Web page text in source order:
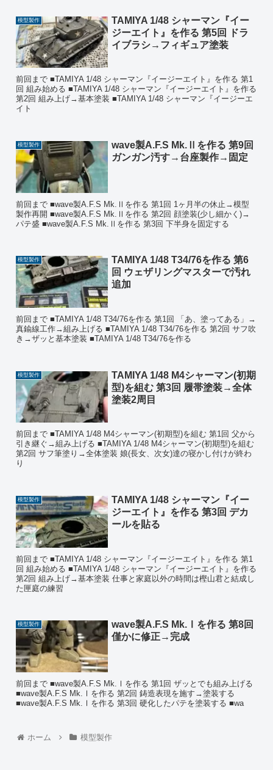
模型製作
TAMIYA 1/48 シャーマン『イー
ジーエイト』を作る 第5回 ドラ
イブラシ→フィギュア塗装
前回まで ■TAMIYA 1/48 シャーマン『イージーエイト』を作る 第1
回 組み始める ■TAMIYA 1/48 シャーマン『イージーエイト』を作る
第2回 組み上げ→基本塗装 ■TAMIYA 1/48 シャーマン『イージーエ
イト
模型製作
wave製A.F.S Mk.Ⅱを作る 第9回
ガンガン汚す→台座製作→固定
前回まで ■wave製A.F.S Mk.Ⅱを作る 第1回 1ヶ月半の休止→模型
製作再開 ■wave製A.F.S Mk.Ⅱを作る 第2回 顔塗装(少し細かく)→
パテ盛 ■wave製A.F.S Mk.Ⅱを作る 第3回 下半身を固定する
模型製作
TAMIYA 1/48 T34/76を作る 第6
回 ウェザリングマスターで汚れ
追加
前回まで ■TAMIYA 1/48 T34/76を作る 第1回 「あ、塗ってある」→
真鍮線工作→組み上げる ■TAMIYA 1/48 T34/76を作る 第2回 サフ吹
き→ザッと基本塗装 ■TAMIYA 1/48 T34/76を作る
模型製作
TAMIYA 1/48 M4シャーマン(初期
型)を組む 第3回 履帯塗装→全体
塗装2周目
前回まで ■TAMIYA 1/48 M4シャーマン(初期型)を組む 第1回 父から
引き継ぐ→組み上げる ■TAMIYA 1/48 M4シャーマン(初期型)を組む
第2回 サフ筆塗り→全体塗装 娘(長女、次女)達の寝かし付けが終わ
り
模型製作
TAMIYA 1/48 シャーマン『イー
ジーエイト』を作る 第3回 デカ
ールを貼る
前回まで ■TAMIYA 1/48 シャーマン『イージーエイト』を作る 第1
回 組み始める ■TAMIYA 1/48 シャーマン『イージーエイト』を作る
第2回 組み上げ→基本塗装 仕事と家庭以外の時間は樫山君と結成し
た匣庭の練習
模型製作
wave製A.F.S Mk.Ⅰを作る 第8回
僅かに修正→完成
前回まで ■wave製A.F.S Mk.Ⅰを作る 第1回 ザッとでも組み上げる
■wave製A.F.S Mk.Ⅰを作る 第2回 鋳造表現を施す→塗装する
■wave製A.F.S Mk.Ⅰを作る 第3回 硬化したパテを塗装する ■wa
ホーム 模型製作